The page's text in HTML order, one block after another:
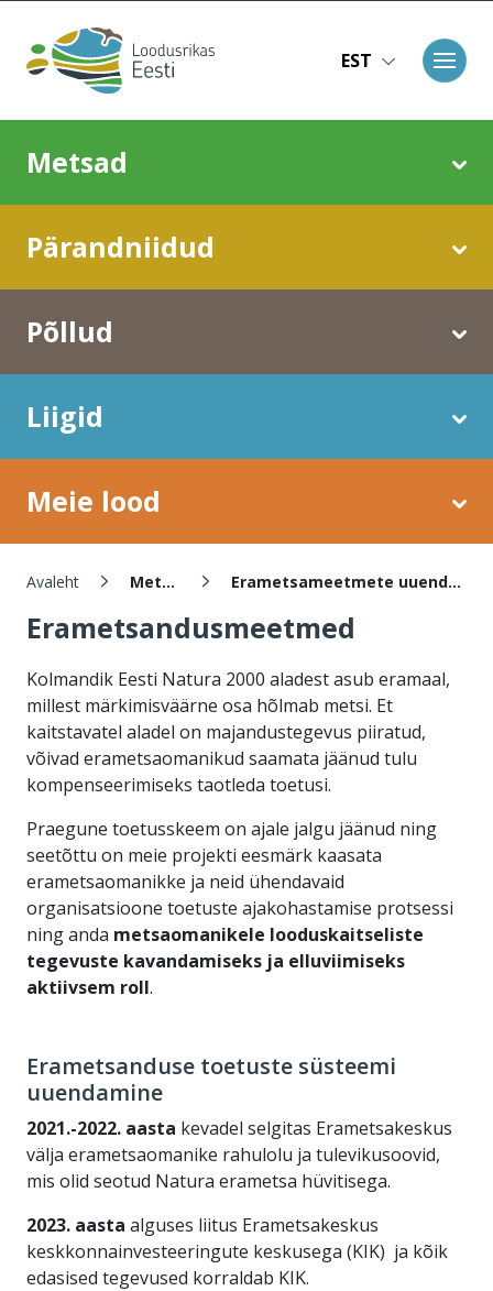
EST
Metsad
Pärandniidud
Põllud
Liigid
Meie lood
Leivapuru
Avaleht Metsad Erametsameetmete uuendamine
Erametsandusmeetmed
Kolmandik Eesti Natura 2000 aladest asub eramaal,
millest märkimisväärne osa hõlmab metsi. Et
kaitstavatel aladel on majandustegevus piiratud,
võivad erametsaomanikud saamata jäänud tulu
kompenseerimiseks taotleda toetusi.
Praegune toetusskeem on ajale jalgu jäänud ning
seetõttu on meie projekti eesmärk kaasata
erametsaomanikke ja neid ühendavaid
organisatsioone toetuste ajakohastamise protsessi
ning anda metsaomanikele looduskaitseliste
tegevuste kavandamiseks ja elluviimiseks
aktiivsem roll.
Erametsanduse toetuste süsteemi
uuendamine
2021.-2022. aasta kevadel selgitas Erametsakeskus
välja erametsaomanike rahulolu ja tulevikusoovid,
mis olid seotud Natura erametsa hüvitisega.
2023. aasta alguses liitus Erametsakeskus
keskkonnainvesteeringute keskusega (KIK) ja kõik
edasised tegevused korraldab KIK.